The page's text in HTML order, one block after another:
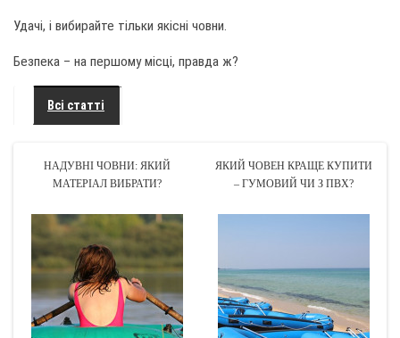
Удачі, і вибирайте тільки якісні човни.
Безпека – на першому місці, правда ж?
Всі статті
НАДУВНІ ЧОВНИ: ЯКИЙ
МАТЕРІАЛ ВИБРАТИ?
ЯКИЙ ЧОВЕН КРАЩЕ КУПИТИ
– ГУМОВИЙ ЧИ З ПВХ?